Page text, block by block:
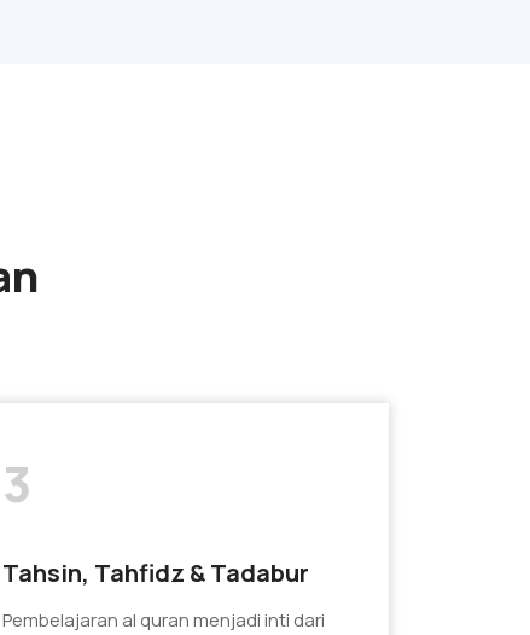
3
Tahsin, Tahfidz & Tadabur
Pembelajaran al quran menjadi inti dari